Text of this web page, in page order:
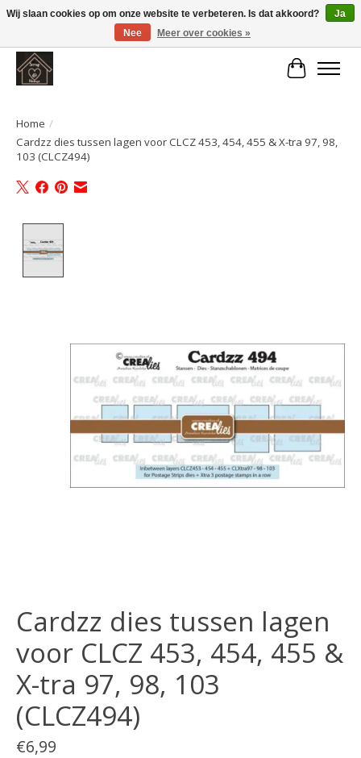
Large selection of products and fast shipping!
Home /
Cardzz dies tussen lagen voor CLCZ 453, 454, 455 & X-tra 97, 98,
103 (CLCZ494)
Cardzz dies tussen lagen
voor CLCZ 453, 454, 455 &
X-tra 97, 98, 103
(CLCZ494)
€6,99
Wij slaan cookies op om onze website te verbeteren. Is dat akkoord?
Ja
Nee
Meer over cookies »